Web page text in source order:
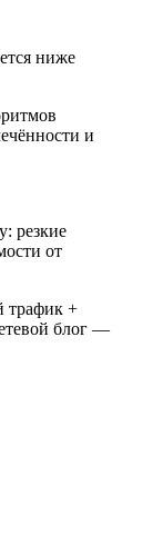
ниже
и
резкие
от
трафик +
блог —